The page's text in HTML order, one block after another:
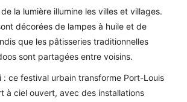
la lumière illumine les villes et villages.
décorées de lampes à huile et de
que les pâtisseries traditionnelles
sont partagées entre voisins.
: ce festival urbain transforme Port-Louis
à ciel ouvert, avec des installations